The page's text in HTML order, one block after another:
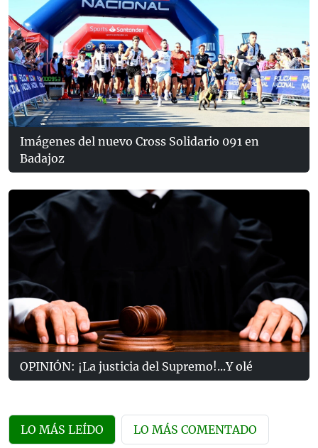
Imágenes del nuevo Cross Solidario 091 en
Badajoz
OPINIÓN: ¡La justicia del Supremo!...Y olé
LO MÁS LEÍDO LO MÁS COMENTADO